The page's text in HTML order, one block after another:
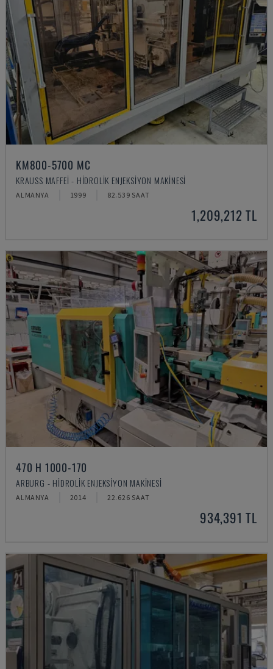
KM800-5700 MC
KRAUSS MAFFEI - HIDROLIK ENJEKSIYON MAKINESI
ALMANYA 1999 82.539 SAAT
1,209,212 TL
470 H 1000-170
ARBURG - HIDROLIK ENJEKSIYON MAKINESI
ALMANYA 2014 22.626 SAAT
934,391 TL